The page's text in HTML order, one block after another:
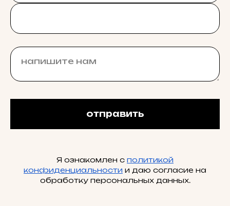
отправить
Я ознакомлен с политикой
конфиденциальности и даю согласие на
обработку персональных данных.